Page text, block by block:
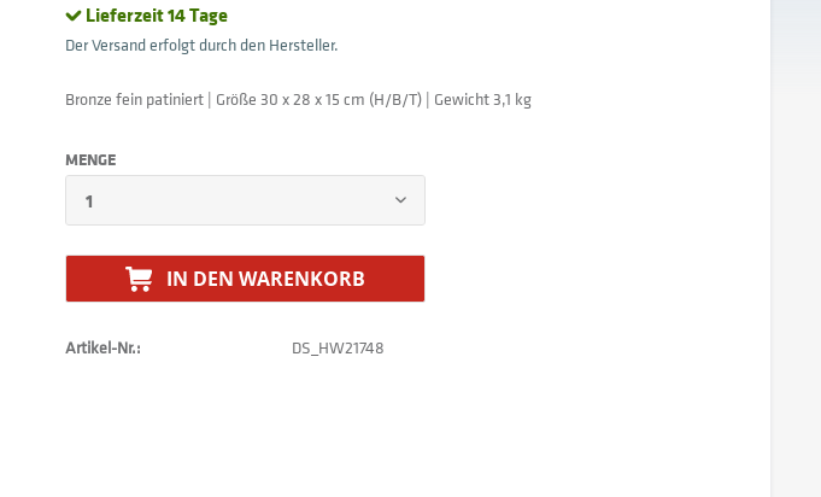
Lieferzeit 14 Tage
Der Versand erfolgt durch den Hersteller.
Bronze fein patiniert | Größe 30 x 28 x 15 cm (H/B/T) | Gewicht 3,1 kg
MENGE
IN DEN WARENKORB
Artikel-Nr.: DS_HW21748